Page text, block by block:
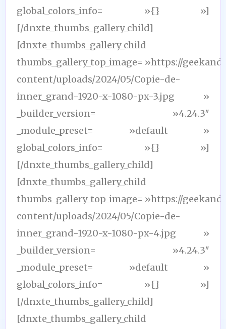
global_colors_info= »{} »]
[/dnxte_thumbs_gallery_child]
[dnxte_thumbs_gallery_child
thumbs_gallery_top_image= »https://
content/uploads/2024/05/Copie-de-
inner_grand-1920-x-1080-px-3.jpg »
_builder_version= »4.24.3″
_module_preset= »default »
global_colors_info= »{} »]
[/dnxte_thumbs_gallery_child]
[dnxte_thumbs_gallery_child
thumbs_gallery_top_image= »https://
content/uploads/2024/05/Copie-de-
inner_grand-1920-x-1080-px-4.jpg »
_builder_version= »4.24.3″
_module_preset= »default »
global_colors_info= »{} »]
[/dnxte_thumbs_gallery_child]
[dnxte_thumbs_gallery_child